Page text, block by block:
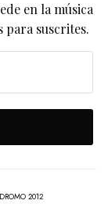
en la música
para suscrites.
2012